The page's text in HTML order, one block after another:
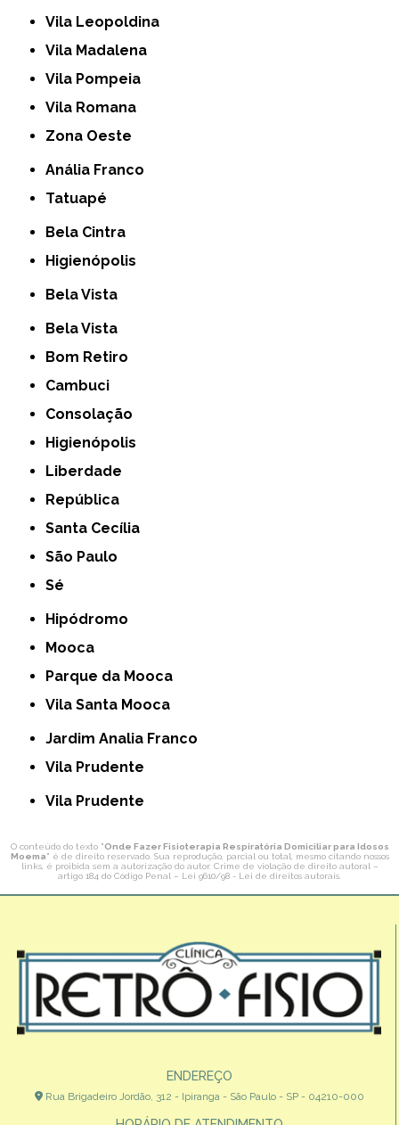
Vila Leopoldina
Vila Madalena
Vila Pompeia
Vila Romana
Zona Oeste
Anália Franco
Tatuapé
Bela Cintra
Higienópolis
Bela Vista
Bela Vista
Bom Retiro
Cambuci
Consolação
Higienópolis
Liberdade
República
Santa Cecília
São Paulo
Sé
Hipódromo
Mooca
Parque da Mooca
Vila Santa Mooca
Jardim Analia Franco
Vila Prudente
Vila Prudente
O conteúdo do texto "Onde Fazer Fisioterapia Respiratória Domiciliar para Idosos
Moema" é de direito reservado. Sua reprodução, parcial ou total, mesmo citando nossos
links, é proibida sem a autorização do autor. Crime de violação de direito autoral –
artigo 184 do Código Penal – Lei 9610/98 - Lei de direitos autorais
ENDEREÇO
Rua Brigadeiro Jordão, 312 - Ipiranga - São Paulo - SP - 04210-000